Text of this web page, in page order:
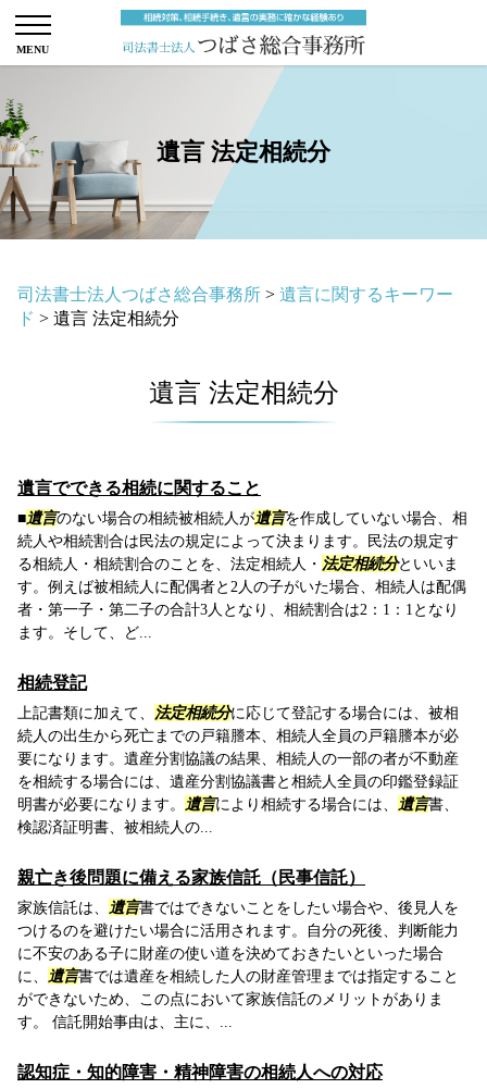
遺言 法定相続分
司法書士法人つばさ総合事務所 > 遺言に関するキーワー
ド > 遺言 法定相続分
遺言 法定相続分
遺言でできる相続に関すること
■遺言のない場合の相続被相続人が遺言を作成していない場合、相
続人や相続割合は民法の規定によって決まります。民法の規定す
る相続人・相続割合のことを、法定相続人・ 法定相続分といいま
す。例えば被相続人に配偶者と2人の子がいた場合、相続人は配偶
者・第一子・第二子の合計3人となり、相続割合は2：1：1となり
ます。そして、ど...
相続登記
上記書類に加えて、 法定相続分に応じて登記する場合には、被相
続人の出生から死亡までの戸籍謄本、相続人全員の戸籍謄本が必
要になります。遺産分割協議の結果、相続人の一部の者が不動産
を相続する場合には、遺産分割協議書と相続人全員の印鑑登録証
明書が必要になります。
遺言により相続する場合には、 遺言書、
検認済証明書、被相続人の...
親亡き後問題に備える家族信託（民事信託）
家族信託は、 遺言書ではできないことをしたい場合や、後見人を
つけるのを避けたい場合に活用されます。自分の死後、判断能力
に不安のある子に財産の使い道を決めておきたいといった場合
に、
遺言書では遺産を相続した人の財産管理までは指定すること
ができないため、この点において家族信託のメリットがありま
す。 信託開始事由は、主に、...
認知症・知的障害・精神障害の相続人への対応